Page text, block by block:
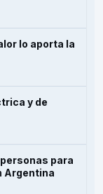
lo aporta la
y de
para
Argentina